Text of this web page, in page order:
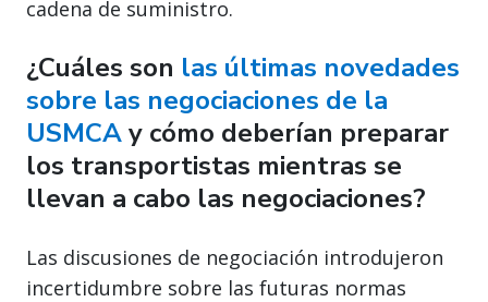
cadena de suministro.
¿Cuáles son las últimas novedades
sobre las negociaciones de la
USMCAy cómo deberían preparar
los transportistas mientras se
llevan a cabo las negociaciones?
Las discusiones de negociación introdujeron
incertidumbre sobre las futuras normas